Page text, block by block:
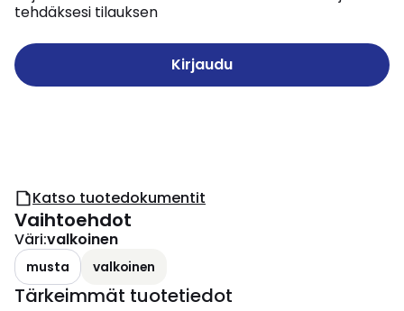
tehdäksesi tilauksen
Kirjaudu
Katso tuotedokumentit
Vaihtoehdot
Väri:valkoinen
musta valkoinen
Tärkeimmät tuotetiedot